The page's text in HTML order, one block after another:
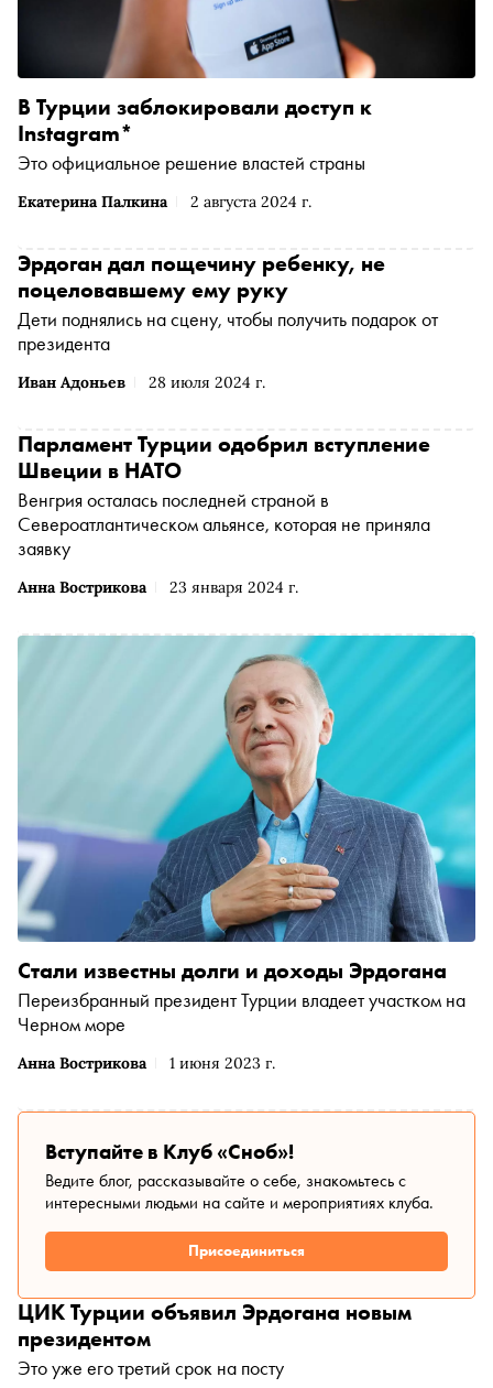
Екатерина Палкина 2 августа 2024 г.
В Турции заблокировали доступ к
Instagram*
Это официальное решение властей страны
Иван Адоньев 28 июля 2024 г.
Эрдоган дал пощечину ребенку, не
поцеловавшему ему руку
Дети поднялись на сцену, чтобы получить подарок от
президента
Анна Вострикова 23 января 2024 г.
Парламент Турции одобрил вступление
Швеции в НАТО
Венгрия осталась последней страной в
Североатлантическом альянсе, которая не приняла
заявку
Анна Вострикова 1 июня 2023 г.
Стали известны долги и доходы Эрдогана
Переизбранный президент Турции владеет участком на
Черном море
Вступайте в Клуб «Сноб»!
Ведите блог, рассказывайте о себе, знакомьтесь с
интересными людьми на сайте и мероприятиях клуба.
Присоединиться
ЦИК Турции объявил Эрдогана новым
президентом
Это уже его третий срок на посту